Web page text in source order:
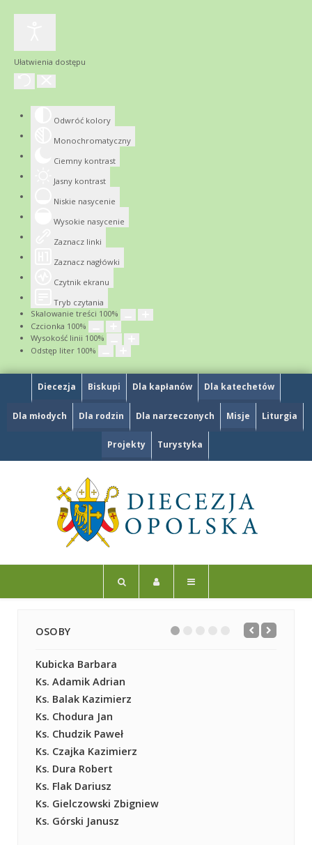
Ułatwienia dostępu
Odwróć kolory
Monochromatyczny
Ciemny kontrast
Jasny kontrast
Niskie nasycenie
Wysokie nasycenie
Zaznacz linki
Zaznacz nagłówki
Czytnik ekranu
Tryb czytania
Skalowanie treści 100%
Czcionka 100%
Wysokość linii 100%
Odstęp liter 100%
Diecezja Biskupi Dla kapłanów Dla katechetów
Dla młodych Dla rodzin Dla narzeczonych Misje Liturgia
Projekty Turystyka
OSOBY
Kubicka Barbara
Ks. Adamik Adrian
Ks. Balak Kazimierz
Ks. Chodura Jan
Ks. Chudzik Paweł
Ks. Czajka Kazimierz
Ks. Dura Robert
Ks. Flak Dariusz
Ks. Gielczowski Zbigniew
Ks. Górski Janusz